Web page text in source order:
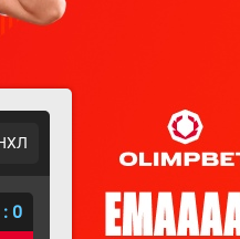
: 0